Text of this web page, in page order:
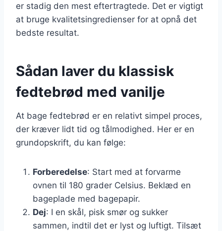
er stadig den mest eftertragtede. Det er vigtigt
at bruge kvalitetsingredienser for at opnå det
bedste resultat.
Sådan laver du klassisk
fedtebrød med vanilje
At bage fedtebrød er en relativt simpel proces,
der kræver lidt tid og tålmodighed. Her er en
grundopskrift, du kan følge:
Forberedelse: Start med at forvarme
ovnen til 180 grader Celsius. Beklæd en
bageplade med bagepapir.
Dej: I en skål, pisk smør og sukker
sammen, indtil det er lyst og luftigt. Tilsæt